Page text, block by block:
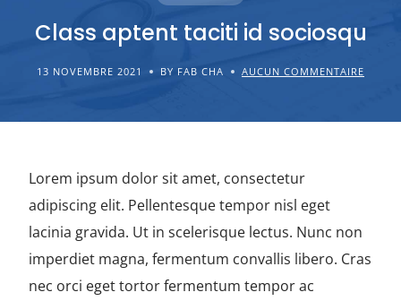
Class aptent taciti id sociosqu
13 NOVEMBRE 2021 BY FAB CHA AUCUN COMMENTAIRE
Lorem ipsum dolor sit amet, consectetur
adipiscing elit. Pellentesque tempor nisl eget
lacinia gravida. Ut in scelerisque lectus. Nunc non
imperdiet magna, fermentum convallis libero. Cras
nec orci eget tortor fermentum tempor ac